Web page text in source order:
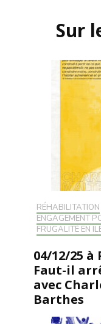
Sur
RÉHABILITATION
ENGAGEMENT
FRUGALITÉ EN
04/12/25 à
Faut-il
avec
Barthes